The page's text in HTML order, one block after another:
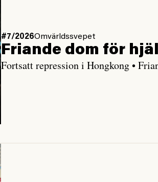
#7/2026Omvärldssvepet
Friande dom för
Fortsatt repression i Hongkong •